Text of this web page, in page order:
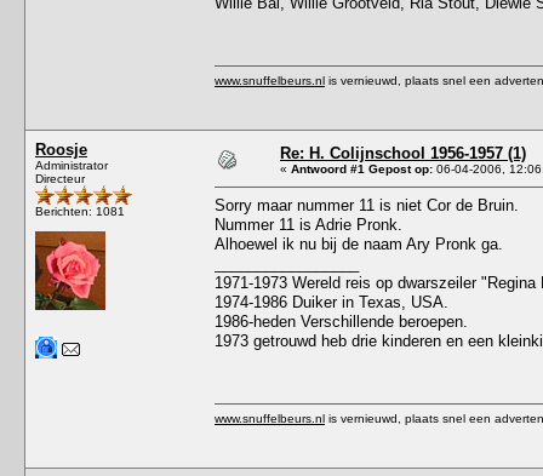
www.snuffelbeurs.nl is vernieuwd, plaats snel een
Roosje
Administrator
Directeur
Berichten: 1081
Re: H. Colijnschool 1956-1957 (1)
« Antwoord #1 Gepost op: 06-04-2006,
Sorry maar nummer 11 is niet Cor de Bruin.
Nummer 11 is Adrie Pronk.
Alhoewel ik nu bij de naam Ary Pronk ga.
1971-1973 Wereld reis op dwarszeiler "Regina
1974-1986 Duiker in Texas, USA.
1986-heden Verschillende beroepen.
1973 getrouwd heb drie kinderen en een
www.snuffelbeurs.nl is vernieuwd, plaats snel een